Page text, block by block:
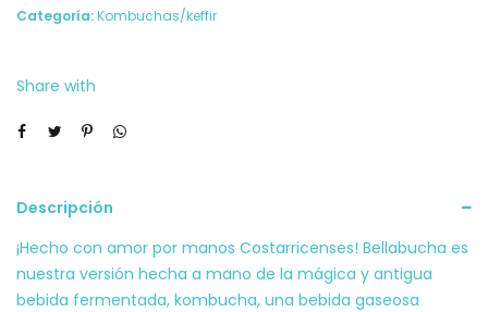
Categoría:Kombuchas/keffir
Share with
Descripción
¡Hecho con amor por manos Costarricenses! Bellabucha es
nuestra versión hecha a mano de la mágica y antigua
bebida fermentada, kombucha, una bebida gaseosa